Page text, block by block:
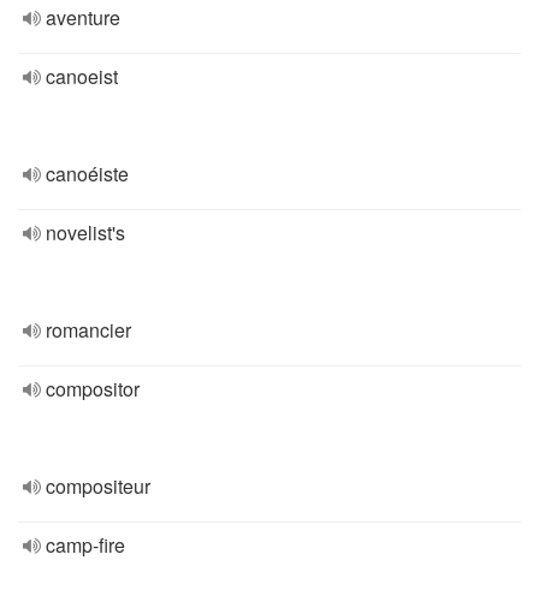
aventure
canoeist
canoéiste
novelist's
romancier
compositor
compositeur
camp-fire